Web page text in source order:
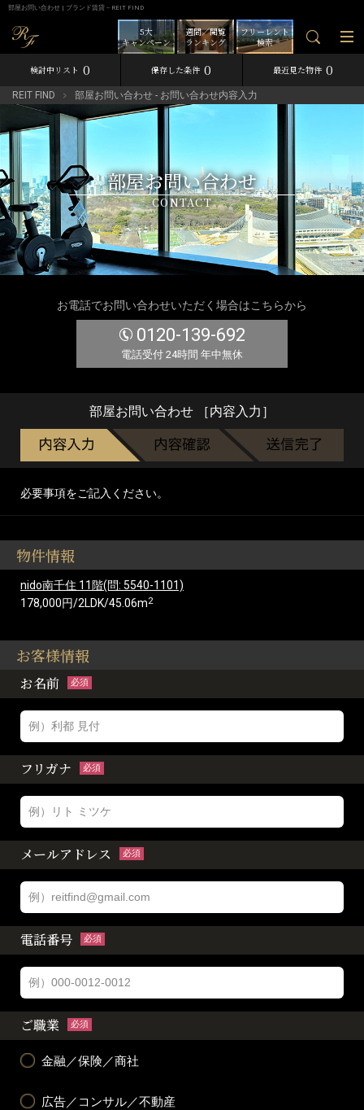
部屋お問い合わせ | ブランド賃貸－REIT FIND
フリーレント
検索
週間／閲覧
ランキング
5大
キャンペーン
検討中リスト 0 保存した条件 0 最近見た物件 0
REIT FIND 部屋お問い合わせ - お問い合わせ内容入力
部屋お問い合わせ
CONTACT
お電話でお問い合わせいただく場合はこちらから
0120-139-692
電話受付 24時間 年中無休
部屋お問い合わせ ［内容入力］
必要事項をご記入ください。
物件情報
nido南千住 11階(問: 5540-1101)
178,000円/2LDK/45.06m2
お客様情報
お名前 必須
フリガナ 必須
メールアドレス 必須
電話番号 必須
ご職業 必須
金融／保険／商社
広告／コンサル／不動産